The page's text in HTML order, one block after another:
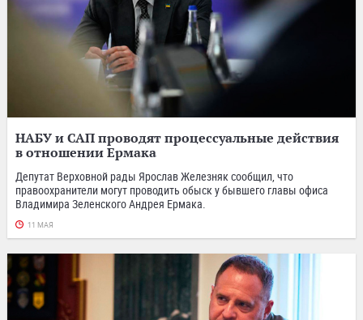
НАБУ и САП проводят процессуальные действия
в отношении Ермака
Депутат Верховной рады Ярослав Железняк сообщил, что
правоохранители могут проводить обыск у бывшего главы офиса
Владимира Зеленского Андрея Ермака.
11 МАЯ